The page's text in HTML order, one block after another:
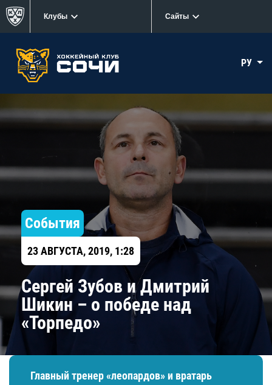
Клубы Сайты
РУ
События
23 АВГУСТА, 2019, 1:28
Сергей Зубов и Дмитрий
Шикин – о победе над
«Торпедо»
Главный тренер «леопардов» и вратарь